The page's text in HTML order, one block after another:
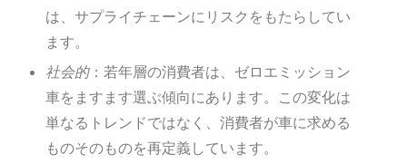
は、サプライチェーンにリスクをもたらしてい
ます。
社会的：若年層の消費者は、ゼロエミッション
車をますます選ぶ傾向にあります。この変化は
単なるトレンドではなく、消費者が車に求める
ものそのものを再定義しています。